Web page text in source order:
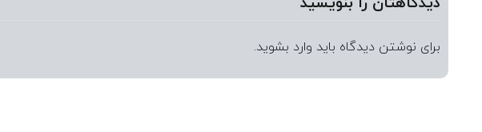
برای نوشتن دیدگاه باید وارد بشوید.